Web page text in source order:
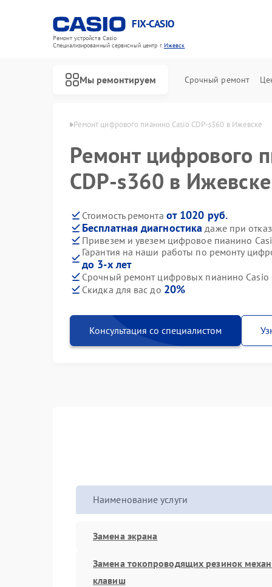
FIX-CASIO
Ремонт устройств Casio
Специализированный cервисный центр г.Ижевск
Мы ремонтируем Срочный ремонт
Ремонт цифрового пианино Casio CDP-s360 в Ижевске
Ремонт цифрового
CDP-s360 в Ижевске
Стоимость ремонта от 1020 руб.
Бесплатная диагностика даже при
Привезем и увезем цифровое пианино
Гарантия на наши работы по ремонту
до 3-х лет
Срочный ремонт цифровых пианино Casio
Скидка для вас до 20%
Консультация со специалистом
Наименование услуги
Замена экрана
Замена токопроводящих резинок
клавиш